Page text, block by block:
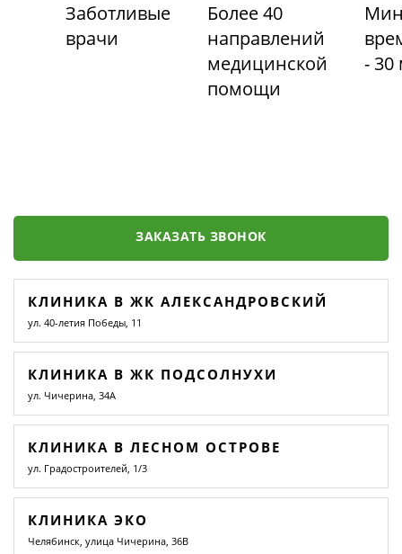
Заботливые
врачи
Более 40
направлений
медицинской
помощи
- 30
ЗАКАЗАТЬ ЗВОНОК
КЛИНИКА В ЖК АЛЕКСАНДРОВСКИЙ
ул. 40-летия Победы, 11
КЛИНИКА В ЖК ПОДСОЛНУХИ
ул. Чичерина, 34А
КЛИНИКА В ЛЕСНОМ ОСТРОВЕ
ул. Градостроителей, 1/3
КЛИНИКА ЭКО
Челябинск, улица Чичерина, 36В